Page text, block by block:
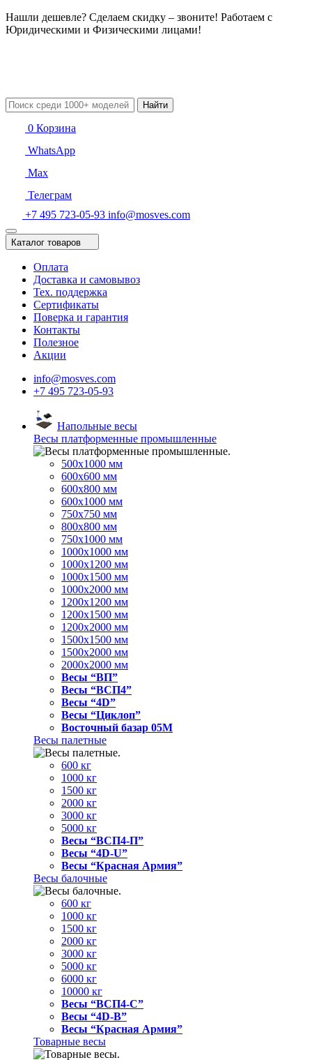
Нашли дешевле? Сделаем скидку – звоните! Работаем с
Юридическими и Физическими лицами!
Найти
0 Корзина
WhatsApp
Max
Телеграм
+7 495 723-05-93 info@mosves.com
Каталог товаров
Оплата
Доставка и самовывоз
Тех. поддержка
Сертификаты
Поверка и гарантия
Контакты
Полезное
Акции
info@mosves.com
+7 495 723-05-93
Напольные весы
Весы платформенные промышленные
500x1000 мм
600x600 мм
600x800 мм
600x1000 мм
750x750 мм
800x800 мм
750x1000 мм
1000x1000 мм
1000x1200 мм
1000x1500 мм
1000x2000 мм
1200x1200 мм
1200x1500 мм
1200x2000 мм
1500x1500 мм
1500x2000 мм
2000x2000 мм
Весы “ВП”
Весы “ВСП4”
Весы “4D”
Весы “Циклоп”
Восточный базар 05M
Весы палетные
600 кг
1000 кг
1500 кг
2000 кг
3000 кг
5000 кг
Весы “ВСП4-П”
Весы “4D-U”
Весы “Красная Армия”
Весы балочные
600 кг
1000 кг
1500 кг
2000 кг
3000 кг
5000 кг
6000 кг
10000 кг
Весы “ВСП4-С”
Весы “4D-В”
Весы “Красная Армия”
Товарные весы